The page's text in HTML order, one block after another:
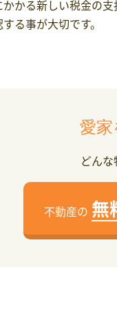
かる新しい税金の
る事が大切です。
愛
どん
不動産の 無